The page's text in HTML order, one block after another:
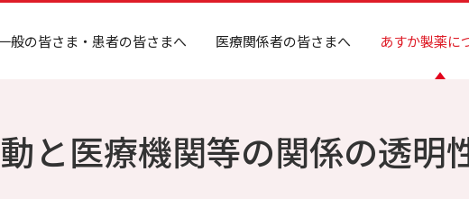
般の皆さま・患者の皆さまへ 医療関係者の皆さまへ あすか製薬に
と医療機関等の関係の透明